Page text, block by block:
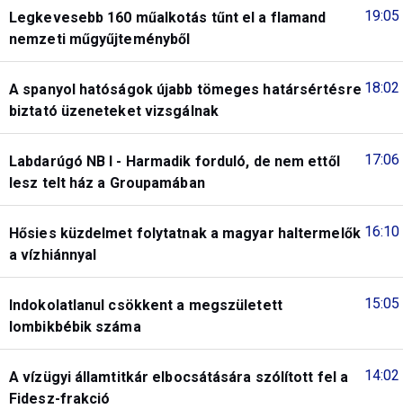
19:05
Legkevesebb 160 műalkotás tűnt el a flamand
nemzeti műgyűjteményből
18:02
A spanyol hatóságok újabb tömeges határsértésre
biztató üzeneteket vizsgálnak
17:06
Labdarúgó NB I - Harmadik forduló, de nem ettől
lesz telt ház a Groupamában
16:10
Hősies küzdelmet folytatnak a magyar haltermelők
a vízhiánnyal
15:05
Indokolatlanul csökkent a megszületett
lombikbébik száma
14:02
A vízügyi államtitkár elbocsátására szólított fel a
Fidesz-frakció